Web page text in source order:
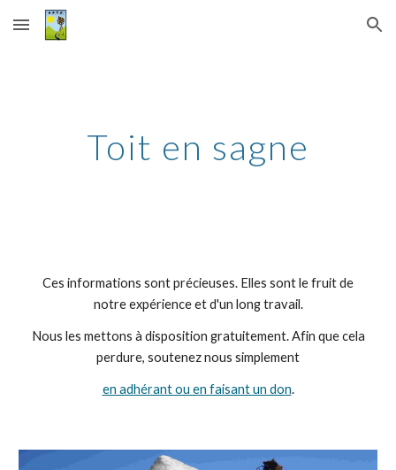
Skip to main content Skip to navigation
Toit en sagne
Ces informations sont précieuses. Elles sont le fruit de
notre expérience et d'un long travail.
Nous les mettons à disposition gratuitement. Afin que cela
perdure, soutenez nous simplement
en adhérant ou en faisant un don.